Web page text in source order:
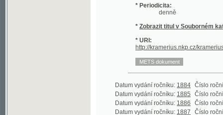
Datum vydání ročníku:1884 Číslo ročníku:2
Datum vydání ročníku:
Datum vydání ročníku:1886 Číslo ročníku:4
Datum vydání ročníku:1888 Číslo ročníku:
Datum vydání ročníku:1891 Číslo ročníku:9
Datum vydání ročníku:1892 Číslo ročníku:10
Datum vydání ročníku:1893 Číslo ročníku:11
Datum vydání ročníku:1894 Číslo ročníku:12